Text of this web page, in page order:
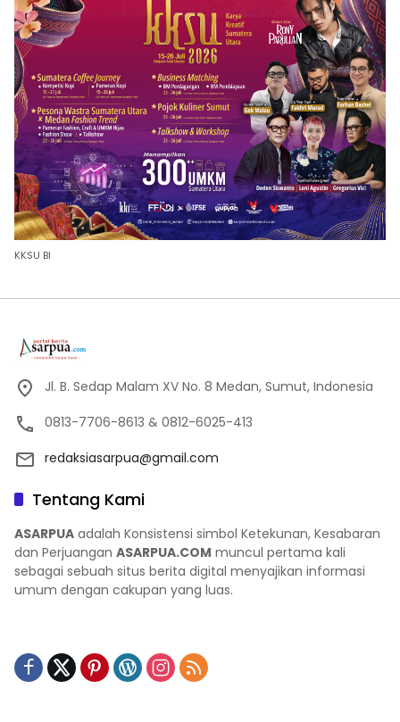
KKSU BI
Jl. B. Sedap Malam XV No. 8 Medan, Sumut, Indonesia
0813-7706-8613 & 0812-6025-413
redaksiasarpua@gmail.com
Tentang Kami
ASARPUA adalah Konsistensi simbol Ketekunan, Kesabaran
dan Perjuangan ASARPUA.COM muncul pertama kali
sebagai sebuah situs berita digital menyajikan informasi
umum dengan cakupan yang luas.